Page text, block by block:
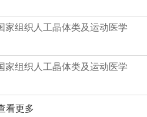
家组织人工晶体类及运动医学
家组织人工晶体类及运动医学
看更多